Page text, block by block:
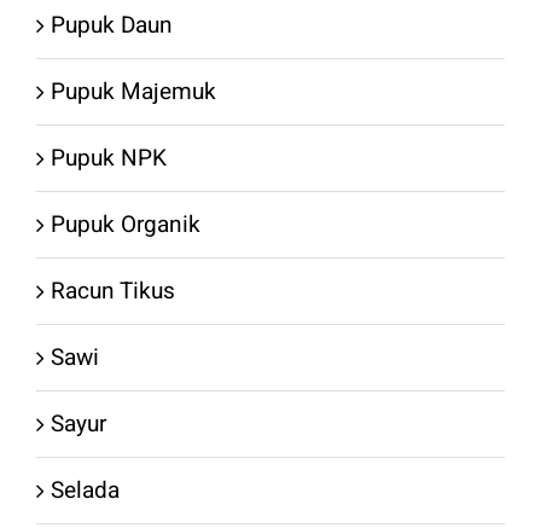
Pupuk Daun
Pupuk Majemuk
Pupuk NPK
Pupuk Organik
Racun Tikus
Sawi
Sayur
Selada